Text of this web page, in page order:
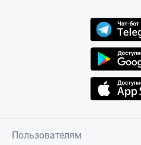
Пользователям